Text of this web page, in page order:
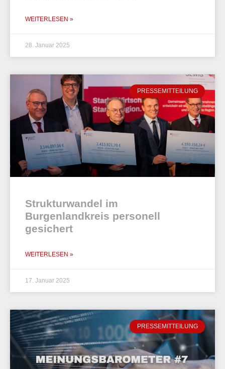
WEITERLESEN »
28. Januar 2025
PRESSEMITTEILUNG
Strukturwandel im
Burgenlandkreis personell
gesichert
WEITERLESEN »
17. Januar 2025
PRESSEMITTEILUNG